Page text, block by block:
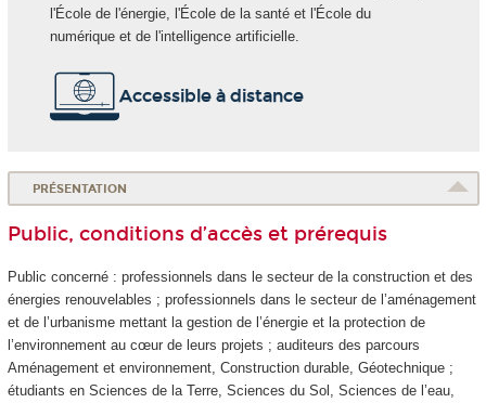
l'École de l'énergie, l'École de la santé et l'École du
numérique et de l'intelligence artificielle.
Accessible à distance
PRÉSENTATION
Public, conditions d’accès et prérequis
Public concerné : professionnels dans le secteur de la construction et des
énergies renouvelables ; professionnels dans le secteur de l’aménagement
et de l’urbanisme mettant la gestion de l’énergie et la protection de
l’environnement au cœur de leurs projets ; auditeurs des parcours
Aménagement et environnement, Construction durable, Géotechnique ;
étudiants en Sciences de la Terre, Sciences du Sol, Sciences de l’eau,